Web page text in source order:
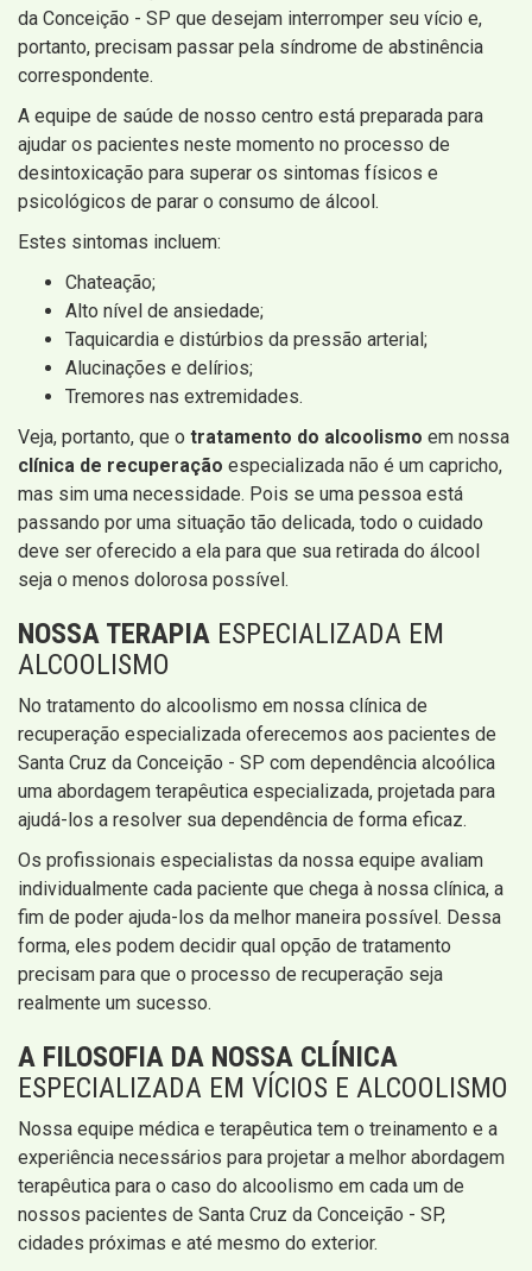
da Conceição - SP que desejam interromper seu vício e,
portanto, precisam passar pela síndrome de abstinência
correspondente.
A equipe de saúde de nosso centro está preparada para
ajudar os pacientes neste momento no processo de
desintoxicação para superar os sintomas físicos e
psicológicos de parar o consumo de álcool.
Estes sintomas incluem:
Chateação;
Alto nível de ansiedade;
Taquicardia e distúrbios da pressão arterial;
Alucinações e delírios;
Tremores nas extremidades.
Veja, portanto, que o tratamento do alcoolismo em nossa
clínica de recuperação especializada não é um capricho,
mas sim uma necessidade. Pois se uma pessoa está
passando por uma situação tão delicada, todo o cuidado
deve ser oferecido a ela para que sua retirada do álcool
seja o menos dolorosa possível.
NOSSA TERAPIA ESPECIALIZADA EM
ALCOOLISMO
No tratamento do alcoolismo em nossa clínica de
recuperação especializada oferecemos aos pacientes de
Santa Cruz da Conceição - SP com dependência alcoólica
uma abordagem terapêutica especializada, projetada para
ajudá-los a resolver sua dependência de forma eficaz.
Os profissionais especialistas da nossa equipe avaliam
individualmente cada paciente que chega à nossa clínica, a
fim de poder ajuda-los da melhor maneira possível. Dessa
forma, eles podem decidir qual opção de tratamento
precisam para que o processo de recuperação seja
realmente um sucesso.
A FILOSOFIA DA NOSSA CLÍNICA
ESPECIALIZADA EM VÍCIOS E ALCOOLISMO
Nossa equipe médica e terapêutica tem o treinamento e a
experiência necessários para projetar a melhor abordagem
terapêutica para o caso do alcoolismo em cada um de
nossos pacientes de Santa Cruz da Conceição - SP,
cidades próximas e até mesmo do exterior.